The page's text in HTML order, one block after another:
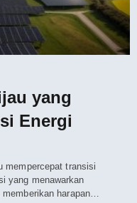
yang
Energi
mempercepat transisi
yang menawarkan
memberikan harapan…